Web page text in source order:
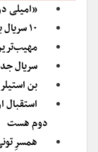
«امیلی
۱۰ سریال برتر سال ۲۰۲۰ از سوی IMDB معرفی شد
سریال
بن
استقبال
دوم هست
همسرِ